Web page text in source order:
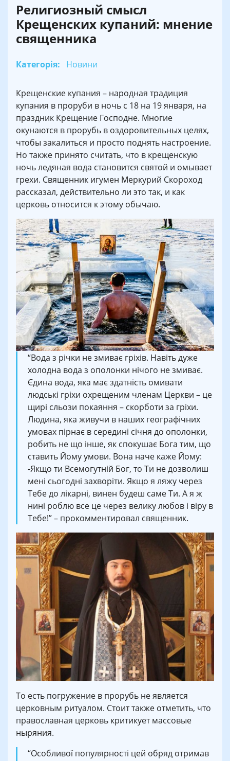
Религиозный смысл
Крещенских купаний: мнение
священника
Категорія: Новини
Крещенские купания – народная традиция
купания в проруби в ночь с 18 на 19 января, на
праздник Крещение Господне. Многие
окунаются в прорубь в оздоровительных целях,
чтобы закалиться и просто поднять настроение.
Но также принято считать, что в крещенскую
ночь ледяная вода становится святой и омывает
грехи. Священник игумен Меркурий Скороход
рассказал, действительно ли это так, и как
церковь относится к этому обычаю.
“Вода з річки не змиває гріхів. Навіть дуже
холодна вода з ополонки нічого не змиває.
Єдина вода, яка має здатність омивати
людські гріхи охрещеним членам Церкви – це
щирі сльози покаяння – скорботи за гріхи.
Людина, яка живучи в наших географічних
умовах пірнає в середині січня до ополонки,
робить не що інше, як спокушає Бога тим, що
ставить Йому умови. Вона наче каже Йому:
-Якщо ти Всемогутній Бог, то Ти не дозволиш
мені сьогодні захворіти. Якщо я ляжу через
Тебе до лікарні, винен будеш саме Ти. А я ж
нині роблю все це через велику любов і віру в
Тебе!” – прокомментировал священник.
То есть погружение в прорубь не является
церковным ритуалом. Стоит также отметить, что
православная церковь критикует массовые
ныряния.
“Особливої популярності цей обряд отримав